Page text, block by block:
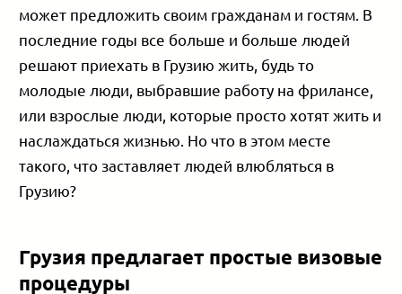
Грузинский язык – красивый и сложный
Грузия находится в удобной локации
В Грузии климат, о котором вы мечтали
Грузия предлагает простой процесс получения
медицинской страховки
Подведение итогов
может предложить своим гражданам и гостям. В
последние годы все больше и больше людей
решают приехать в Грузию жить, будь то
молодые люди, выбравшие работу на фрилансе,
или взрослые люди, которые просто хотят жить и
наслаждаться жизнью. Но что в этом месте
такого, что заставляет людей влюбляться в
Грузию?
Грузия предлагает простые визовые
процедуры